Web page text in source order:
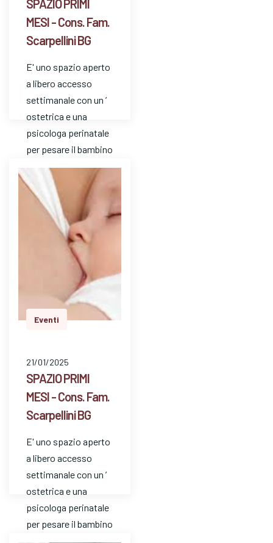
SPAZIO PRIMI
MESI - Cons. Fam.
Scarpellini BG
E' uno spazio aperto
a libero accesso
settimanale con un ’
ostetrica e una
psicologa perinatale
per pesare il bambino
e avere risposte a
dom…
Eventi
21/01/2025
SPAZIO PRIMI
MESI - Cons. Fam.
Scarpellini BG
E' uno spazio aperto
a libero accesso
settimanale con un ’
ostetrica e una
psicologa perinatale
per pesare il bambino
e avere risposte a